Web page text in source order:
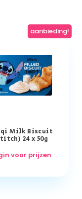
aanbieding!
Milk Biscuit
24 x 50g
voor prijzen